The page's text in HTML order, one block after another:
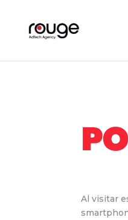
Al visitar